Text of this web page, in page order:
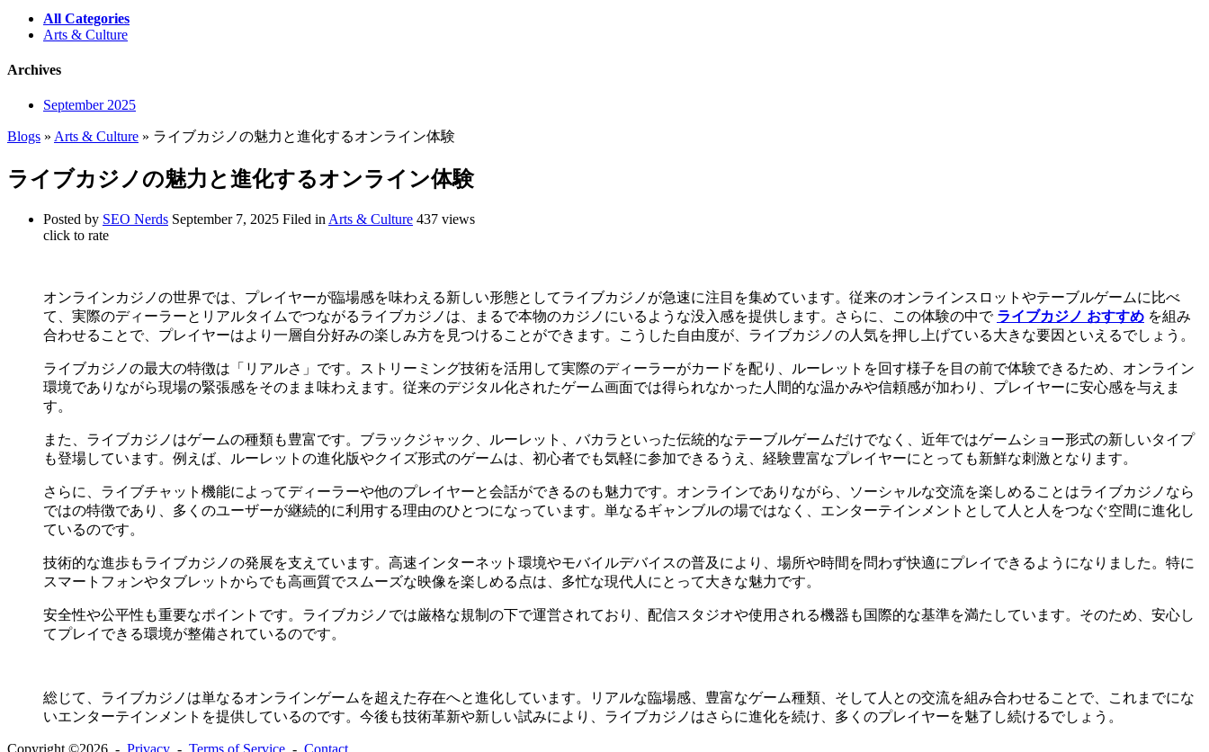
All Categories
Arts & Culture
Archives
September 2025
Blogs » Arts & Culture » ライブカジノの魅力と進化するオンライン体験
ライブカジノの魅力と進化するオンライン体験
Posted by SEO Nerds September 7, 2025 Filed in Arts & Culture 437 views
click to rate
オンラインカジノの世界では、プレイヤーが臨場感を味わえる新しい形態としてライブカジノが急速に注目を集めています。従来のオンラインスロットやテーブルゲームに比べ
て、実際のディーラーとリアルタイムでつながるライブカジノは、まるで本物のカジノにいるような没入感を提供します。さらに、この体験の中で ライブカジノ おすすめ を組み
合わせることで、プレイヤーはより一層自分好みの楽しみ方を見つけることができます。こうした自由度が、ライブカジノの人気を押し上げている大きな要因といえるでしょう。
ライブカジノの最大の特徴は「リアルさ」です。ストリーミング技術を活用して実際のディーラーがカードを配り、ルーレットを回す様子を目の前で体験できるため、オンライン
環境でありながら現場の緊張感をそのまま味わえます。従来のデジタル化されたゲーム画面では得られなかった人間的な温かみや信頼感が加わり、プレイヤーに安心感を与えま
す。
また、ライブカジノはゲームの種類も豊富です。ブラックジャック、ルーレット、バカラといった伝統的なテーブルゲームだけでなく、近年ではゲームショー形式の新しいタイプ
も登場しています。例えば、ルーレットの進化版やクイズ形式のゲームは、初心者でも気軽に参加できるうえ、経験豊富なプレイヤーにとっても新鮮な刺激となります。
さらに、ライブチャット機能によってディーラーや他のプレイヤーと会話ができるのも魅力です。オンラインでありながら、ソーシャルな交流を楽しめることはライブカジノなら
ではの特徴であり、多くのユーザーが継続的に利用する理由のひとつになっています。単なるギャンブルの場ではなく、エンターテインメントとして人と人をつなぐ空間に進化し
ているのです。
技術的な進歩もライブカジノの発展を支えています。高速インターネット環境やモバイルデバイスの普及により、場所や時間を問わず快適にプレイできるようになりました。特に
スマートフォンやタブレットからでも高画質でスムーズな映像を楽しめる点は、多忙な現代人にとって大きな魅力です。
安全性や公平性も重要なポイントです。ライブカジノでは厳格な規制の下で運営されており、配信スタジオや使用される機器も国際的な基準を満たしています。そのため、安心し
てプレイできる環境が整備されているのです。
総じて、ライブカジノは単なるオンラインゲームを超えた存在へと進化しています。リアルな臨場感、豊富なゲーム種類、そして人との交流を組み合わせることで、これまでにな
いエンターテインメントを提供しているのです。今後も技術革新や新しい試みにより、ライブカジノはさらに進化を続け、多くのプレイヤーを魅了し続けるでしょう。
Copyright ©2026 - Privacy - Terms of Service - Contact